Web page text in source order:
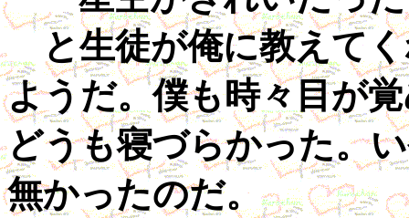
と生徒が俺に教えて
ようだ。僕も時々目が
どうも寝づらかった。
無かったのだ。